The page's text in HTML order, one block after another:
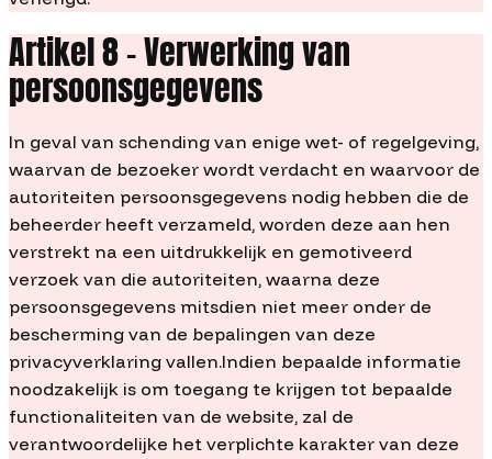
Artikel 8 – Verwerking van
persoonsgegevens
In geval van schending van enige wet- of regelgeving,
waarvan de bezoeker wordt verdacht en waarvoor de
autoriteiten persoonsgegevens nodig hebben die de
beheerder heeft verzameld, worden deze aan hen
verstrekt na een uitdrukkelijk en gemotiveerd
verzoek van die autoriteiten, waarna deze
persoonsgegevens mitsdien niet meer onder de
bescherming van de bepalingen van deze
privacyverklaring vallen.Indien bepaalde informatie
noodzakelijk is om toegang te krijgen tot bepaalde
functionaliteiten van de website, zal de
verantwoordelijke het verplichte karakter van deze